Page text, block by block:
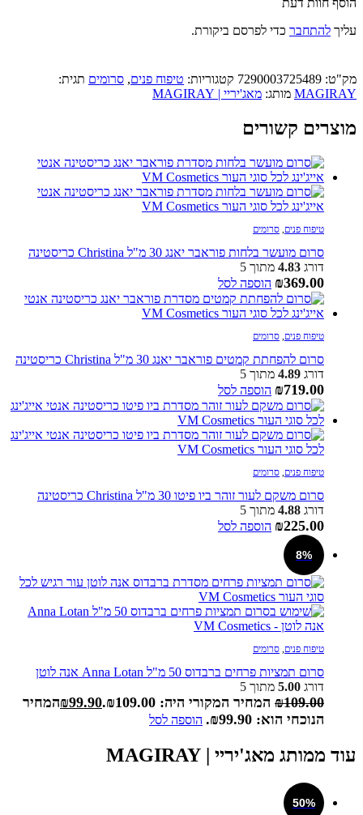
הוסף חוות דעת
עליך להתחבר כדי לפרסם ביקורת.
מק"ט: 7290003725489 קטגוריות: טיפוח פנים, סרומים תגית:
MAGIRAY מותג: מאג'יריי | MAGIRAY
מוצרים קשורים
טיפוח פנים, סרומים
סרום מועשר בלחות פוראבר יאנג 30 מ"ל Christina כריסטינה
דורג 4.83 מתוך 5
₪369.00 הוספה לסל
טיפוח פנים, סרומים
סרום להפחתת קמטים פוראבר יאנג 30 מ"ל Christina כריסטינה
דורג 4.89 מתוך 5
₪719.00 הוספה לסל
טיפוח פנים, סרומים
סרום משקם לעור זוהר ביו פיטו 30 מ"ל Christina כריסטינה
דורג 4.88 מתוך 5
₪225.00 הוספה לסל
8%
טיפוח פנים, סרומים
סרום תמציות פרחים ברבדוס 50 מ"ל Anna Lotan אנה לוטן
דורג 5.00 מתוך 5
₪109.00 המחיר המקורי היה: ₪109.00. ₪99.90 המחיר
הנוכחי הוא: ₪99.90.
הוספה לסל
עוד ממותג מאג'יריי | MAGIRAY
50%